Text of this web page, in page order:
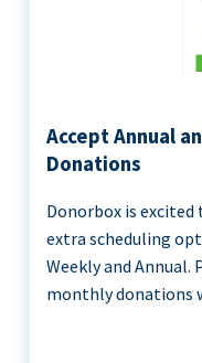
Accept Annual
Donations
Donorbox is excited
extra scheduling
Weekly and Annual.
monthly donations